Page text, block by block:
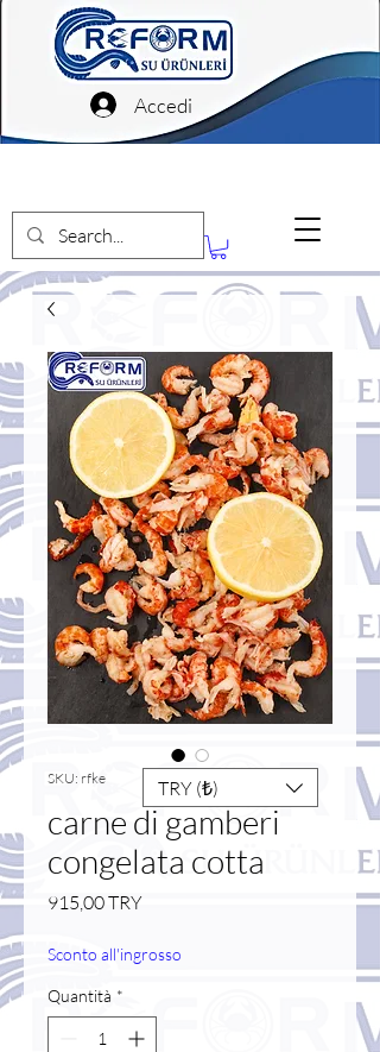
Accedi
SKU: rfke
carne di gamberi
congelata cotta
915,00 TRYPrezzo
Sconto all'ingrosso
Quantità *
TRY (₺)